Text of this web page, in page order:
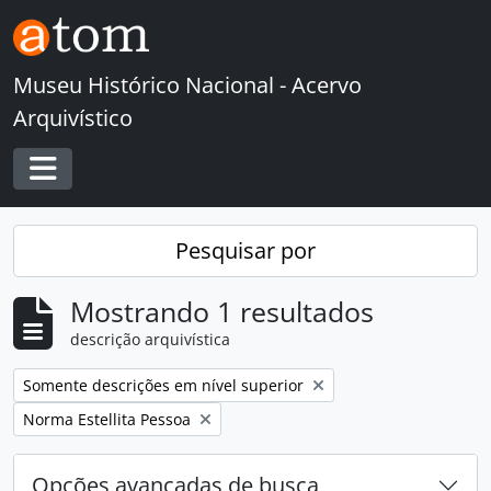
Skip to main content
Museu Histórico Nacional - Acervo
Arquivístico
Toggle navigation
Pesquisar por
Mostrando 1 resultados
descrição arquivística
Remover filtro:
Somente descrições em nível superior
Remover filtro:
Norma Estellita Pessoa
Opções avançadas de busca